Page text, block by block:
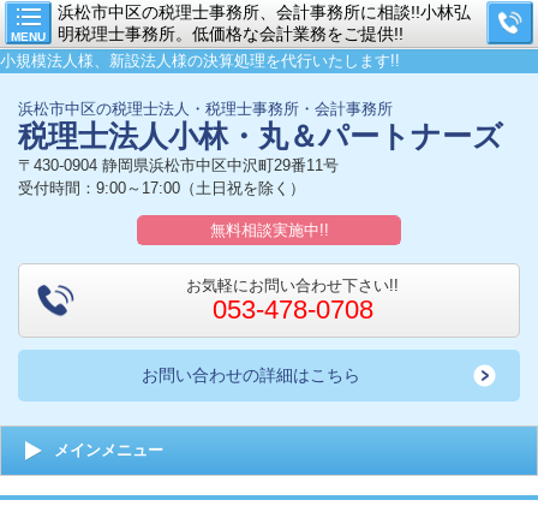
MENU
浜松市中区の税理士事務所、会計事務所に相談!!小林弘
明税理士事務所。低価格な会計業務をご提供!!
小規模法人様、新設法人様の決算処理を代行いたします!!
浜松市中区の税理士法人・税理士事務所・会計事務所
税理士法人小林・丸＆パートナーズ
〒430-0904 静岡県浜松市中区中沢町29番11号
受付時間：9:00～17:00（土日祝を除く）
無料相談実施中!!
お気軽にお問い合わせ下さい!!
053-478-0708
お問い合わせの詳細はこちら
メインメニュー